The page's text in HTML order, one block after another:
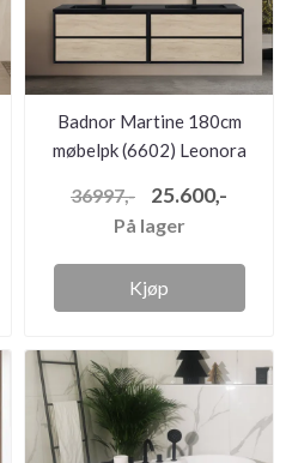
Badnor Martine 180cm
møbelpk (6602) Leonora
36997,- 25.600,-
På lager
Kjøp